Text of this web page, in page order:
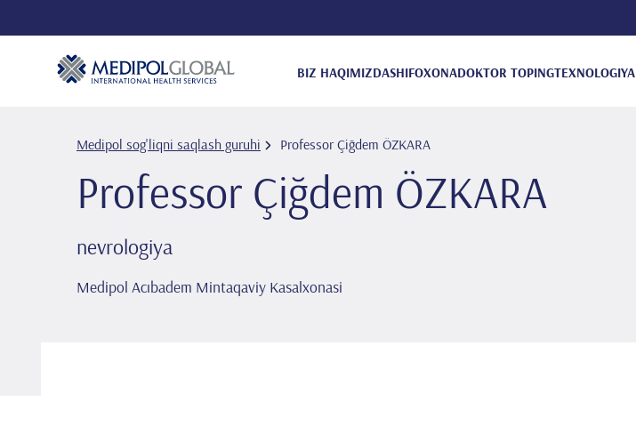
BIZ HAQIMIZDASHIFOXONADOKTOR TOPINGTEXNOLOGIYA
Medipol sog'liqni saqlash guruhi Professor Çi̇ğdem ÖZKARA
Professor Çi̇ğdem ÖZKARA
nevrologiya
Medipol Acıbadem Mintaqaviy Kasalxonasi